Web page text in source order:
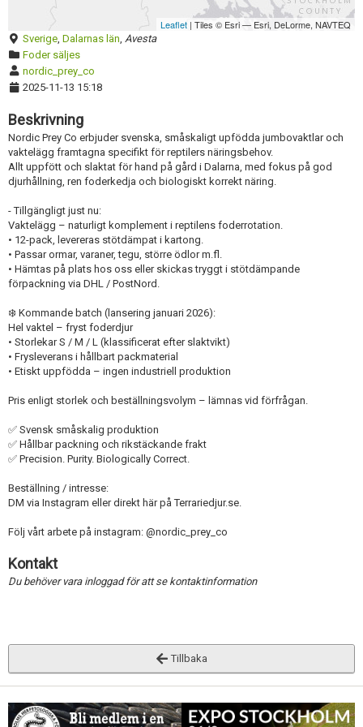
Leaflet | Tiles © Esri — Esri, DeLorme, NAVTEQ
Sverige, Dalarnas län, Avesta
Foder säljes
nordic_prey_co
2025-11-13 15:18
Beskrivning
Nordic Prey Co erbjuder svenska, småskaligt upfödda jumbovaktlar och
vaktelägg framtagna specifikt för reptilers näringsbehov.
Allt uppfött och slaktat för hand på gård i Dalarna, med fokus på god
djurhållning, ren foderkedja och biologiskt korrekt näring.
- Tillgängligt just nu:
Vaktelägg – naturligt komplement i reptilens foderrotation.
• 12-pack, levereras stötdämpat i kartong.
• Passar ormar, varaner, tegu, större ödlor m.fl.
• Hämtas på plats hos oss eller skickas tryggt i stötdämpande
förpackning via DHL / PostNord.
❄️ Kommande batch (lansering januari 2026):
Hel vaktel – fryst foderdjur
• Storlekar S / M / L (klassificerat efter slaktvikt)
• Frysleverans i hållbart packmaterial
• Etiskt uppfödda – ingen industriell produktion
Pris enligt storlek och beställningsvolym – lämnas vid förfrågan.
✅ Svensk småskalig produktion
✅ Hållbar packning och rikstäckande frakt
✅ Precision. Purity. Biologically Correct.
Beställning / intresse:
DM via Instagram eller direkt här på Terrariedjur.se.
Följ vårt arbete på instagram: @nordic_prey_co
Kontakt
Du behöver vara inloggad för att se kontaktinformation
Tillbaka
Redigera annons